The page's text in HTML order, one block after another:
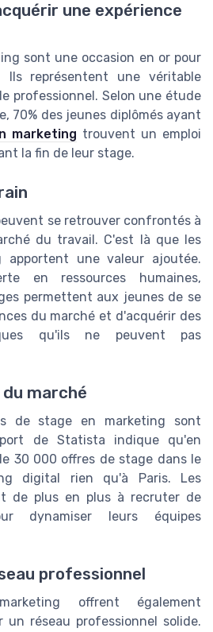
une expérience
sont une occasion en or pour
Ils représentent une véritable
professionnel. Selon une étude
70% des jeunes diplômés ayant
marketing trouvent un emploi
la fin de leur stage.
se retrouver confrontés à
du travail. C'est là que les
apportent une valeur ajoutée.
en ressources humaines,
permettent aux jeunes de se
du marché et d'acquérir des
qu'ils ne peuvent pas
marché
de stage en marketing sont
de Statista indique qu'en
30 000 offres de stage dans le
digital rien qu'à Paris. Les
de plus en plus à recruter de
dynamiser leurs équipes
professionnel
offrent également
un réseau professionnel solide.